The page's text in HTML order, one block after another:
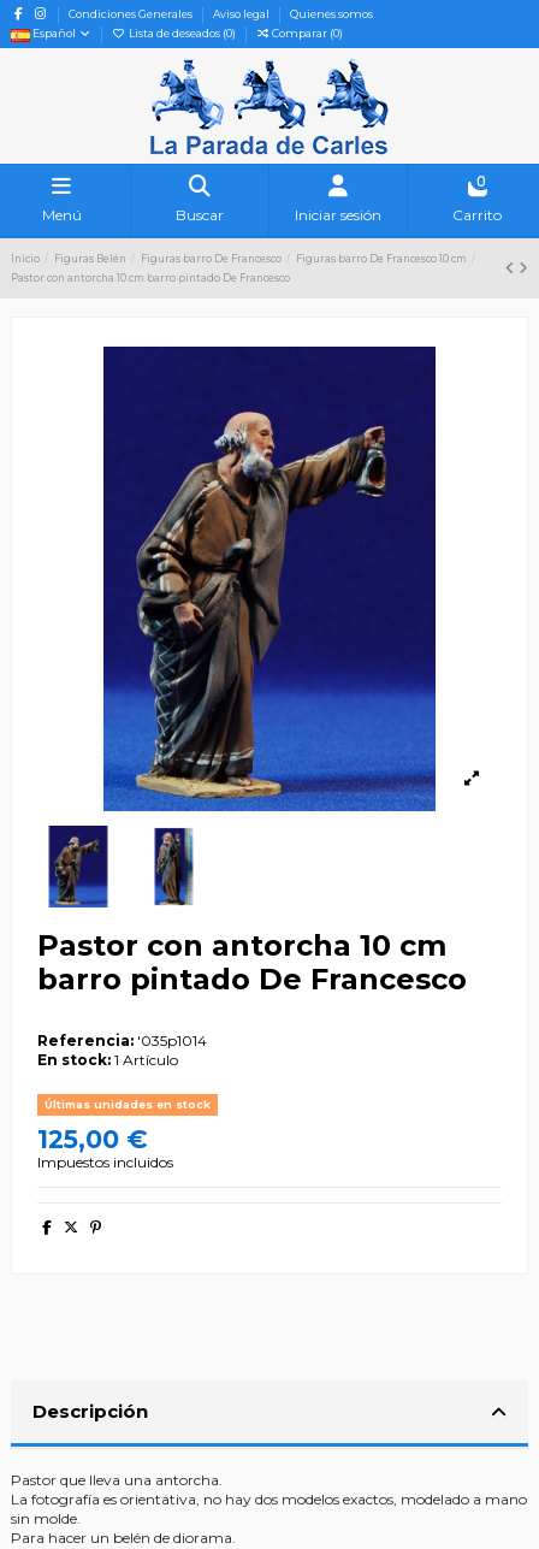
Condiciones Generales Aviso legal
Quienes somos
Español
Lista de deseados (0) Comparar (0)
Menú Buscar Iniciar sesión
0
Carrito
Inicio Figuras Belén Figuras barro De Francesco
Figuras barro De Francesco 10 cm
Pastor con antorcha 10 cm barro pintado De Francesco
Pastor con antorcha 10 cm
barro pintado De Francesco
Referencia: '035p1014
En stock: 1 Artículo
Últimas unidades en stock
125,00 €
Impuestos incluidos
Descripción
Pastor que lleva una antorcha.
La fotografía es orientativa, no hay dos modelos exactos, modelado a mano
sin molde.
Para hacer un belén de diorama.